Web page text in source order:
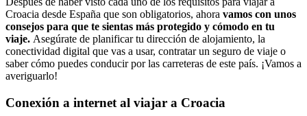
Croacia desde España que son obligatorios, ahora vamos con unos
consejos para que te sientas más protegido y cómodo en tu
viaje. Asegúrate de planificar tu dirección de alojamiento, la
conectividad digital que vas a usar, contratar un seguro de viaje o
saber cómo puedes conducir por las carreteras de este país. ¡Vamos a
averiguarlo!
Conexión a internet al viajar a Croacia